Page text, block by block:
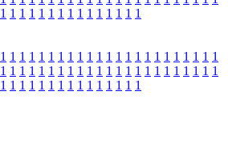
1 1 1 1 1 1 1 1 1 1 1 1 1 1 1
1 1 1 1 1 1 1 1 1 1 1 1 1 1 1 1 1 1 1 1 1 1 1
1 1 1 1 1 1 1 1 1 1 1 1 1 1 1 1 1 1 1 1 1 1 1
1 1 1 1 1 1 1 1 1 1 1 1 1 1 1